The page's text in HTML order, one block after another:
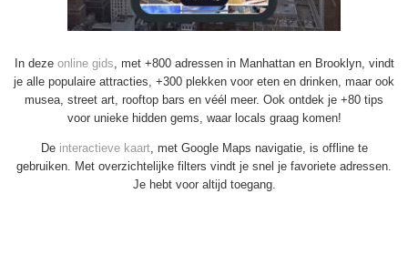
In deze online gids, met +800 adressen in Manhattan en Brooklyn, vindt
je alle populaire attracties, +300 plekken voor eten en drinken, maar ook
musea, street art, rooftop bars en véél meer. Ook ontdek je +80 tips
voor unieke hidden gems, waar locals graag komen!
De interactieve kaart, met Google Maps navigatie, is offline te
gebruiken. Met overzichtelijke filters vindt je snel je favoriete adressen.
Je hebt voor altijd toegang.